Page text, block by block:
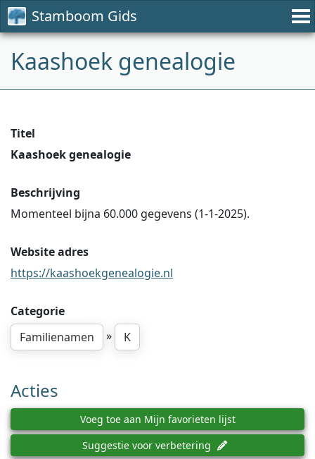
Stamboom Gids
Kaashoek genealogie
Titel
Kaashoek genealogie
Beschrijving
Momenteel bijna 60.000 gegevens (1-1-2025).
Website adres
https://kaashoekgenealogie.nl
Categorie
Familienamen
» K
Acties
Voeg toe aan Mijn favorieten lijst
Suggestie voor verbetering